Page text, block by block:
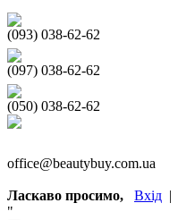
(093) 038-62-62
(097) 038-62-62
(050) 038-62-62
office@beautybuy.com.ua
Ласкаво просимо, Вхід |
"